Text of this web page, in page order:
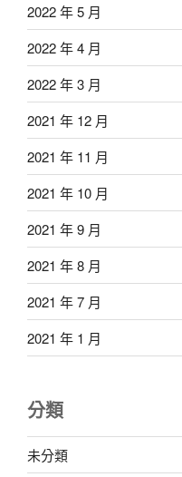
2022 年 5 月
2022 年 4 月
2022 年 3 月
2021 年 12 月
2021 年 11 月
2021 年 10 月
2021 年 9 月
2021 年 8 月
2021 年 7 月
2021 年 1 月
分類
未分類